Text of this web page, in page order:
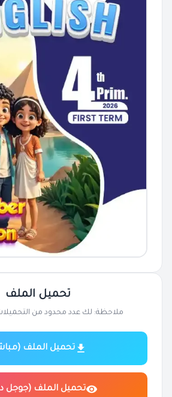
تحميل الملف
ملاحظة: لك عدد محدود من التحميلات كل
تحميل الملف
تحميل الملف (جوجل